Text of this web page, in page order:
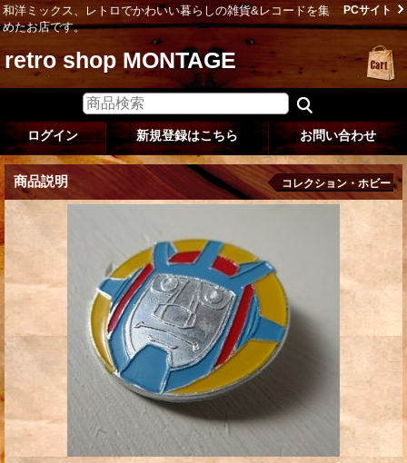
和洋ミックス、レトロでかわいい暮らしの雑貨&レコードを集
めたお店です。
PCサイト
retro shop MONTAGE
ログイン 新規登録はこちら お問い合わせ
商品説明 コレクション・ホビー